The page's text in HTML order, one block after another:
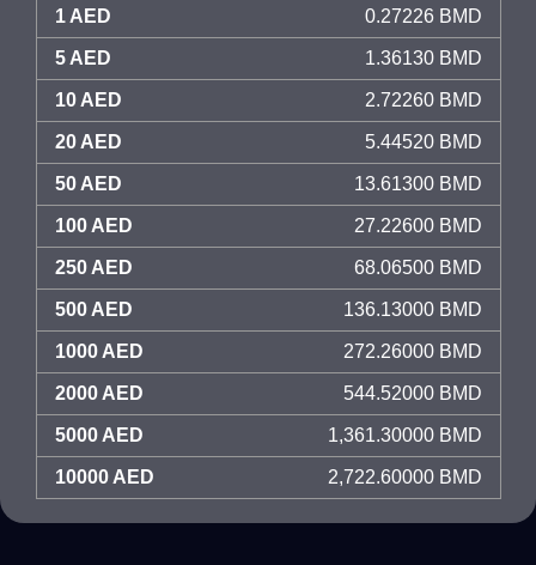
1 AED 0.27226 BMD
5 AED 1.36130 BMD
10 AED 2.72260 BMD
20 AED 5.44520 BMD
50 AED 13.61300 BMD
100 AED 27.22600 BMD
250 AED 68.06500 BMD
500 AED 136.13000 BMD
1000 AED 272.26000 BMD
2000 AED 544.52000 BMD
5000 AED 1,361.30000 BMD
10000 AED 2,722.60000 BMD